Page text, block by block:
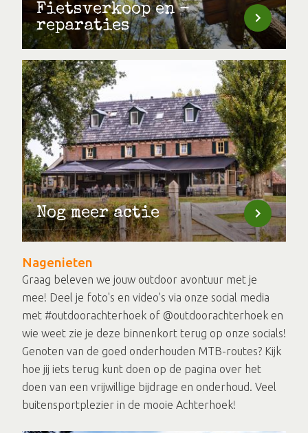
Fietsverkoop en -
reparaties
Nog meer actie
Nagenieten
Graag beleven we jouw outdoor avontuur met je
mee! Deel je foto's en video's via onze social media
met #outdoorachterhoek of @outdoorachterhoek en
wie weet zie je deze binnenkort terug op onze socials!
Genoten van de goed onderhouden MTB-routes? Kijk
hoe jij iets terug kunt doen op de pagina over het
doen van een vrijwillige bijdrage en onderhoud. Veel
buitensportplezier in de mooie Achterhoek!